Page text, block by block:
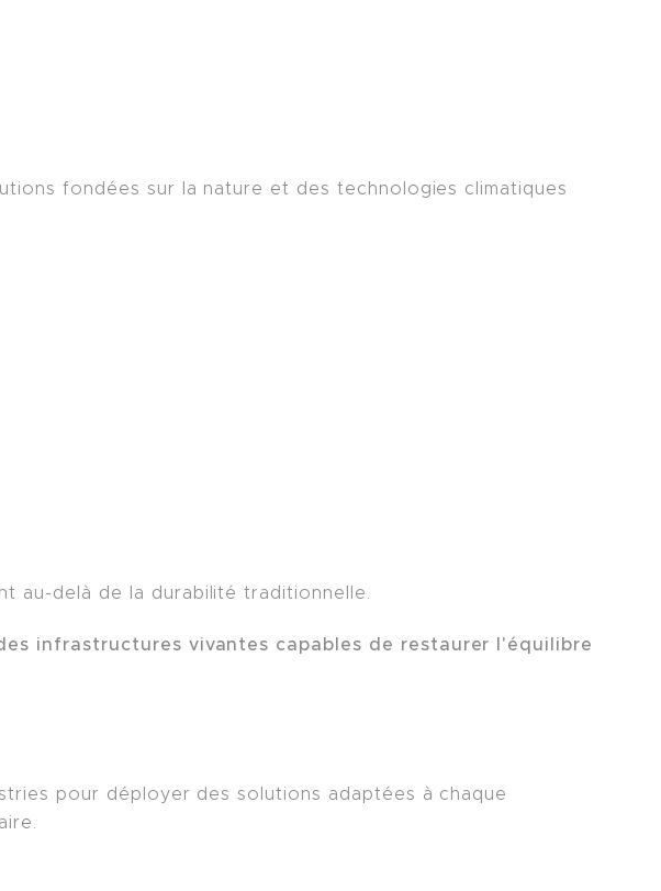
fondées sur la nature et des technologies climatiques
au-delà de la durabilité traditionnelle.
infrastructures vivantes capables de restaurer l'équilibre
pour déployer des solutions adaptées à chaque